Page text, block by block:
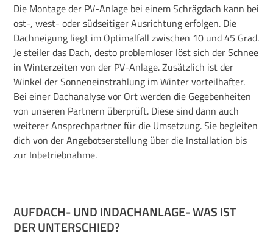
Die Montage der PV-Anlage bei einem Schrägdach kann bei
ost-, west- oder südseitiger Ausrichtung erfolgen. Die
Dachneigung liegt im Optimalfall zwischen 10 und 45 Grad.
Je steiler das Dach, desto problemloser löst sich der Schnee
in Winterzeiten von der PV-Anlage. Zusätzlich ist der
Winkel der Sonneneinstrahlung im Winter vorteilhafter.
Bei einer Dachanalyse vor Ort werden die Gegebenheiten
von unseren Partnern überprüft. Diese sind dann auch
weiterer Ansprechpartner für die Umsetzung. Sie begleiten
dich von der Angebotserstellung über die Installation bis
zur Inbetriebnahme.
AUFDACH- UND INDACHANLAGE- WAS IST
DER UNTERSCHIED?